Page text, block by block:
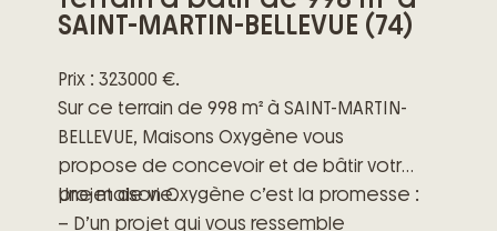
SAINT-MARTIN-BELLEVUE (74)
Prix : 323000 €.
Sur ce terrain de 998 m² à SAINT-MARTIN-
BELLEVUE, Maisons Oxygène vous
propose de concevoir et de bâtir votre
projet de vie.
Une maison Oxygène c’est la promesse :
– D’un projet qui vous ressemble